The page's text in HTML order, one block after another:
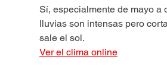
Sí, especialmente de mayo a
lluvias son intensas pero
sale el sol.
Ver el clima online